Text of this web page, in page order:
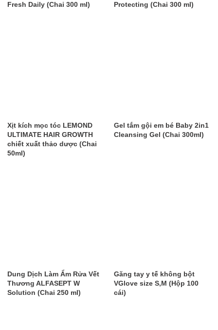
Fresh Daily (Chai 300 ml)
Protecting (Chai 300 ml)
Xịt kích mọc tóc LEMOND
ULTIMATE HAIR GROWTH
chiết xuất thảo dược (Chai
50ml)
Gel tắm gội em bé Baby 2in1
Cleansing Gel (Chai 300ml)
Dung Dịch Làm Ẩm Rửa Vết
Thương ALFASEPT W
Solution (Chai 250 ml)
Găng tay y tế không bột
VGlove size S,M (Hộp 100
cái)